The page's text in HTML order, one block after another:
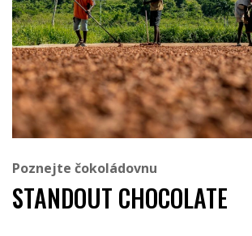
Poznejte čokoládovnu
STANDOUT CHOCOLATE